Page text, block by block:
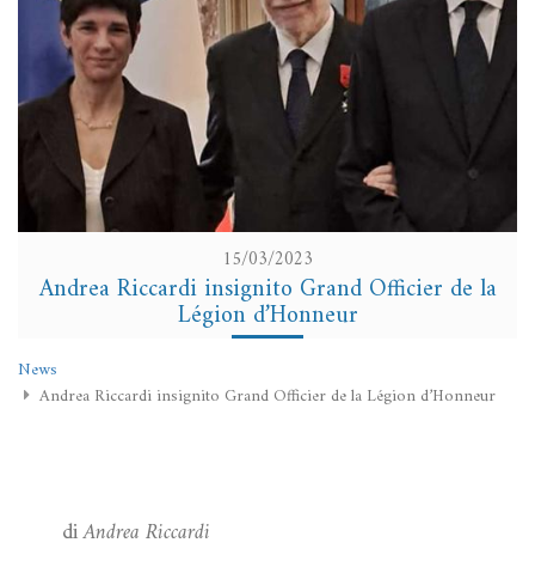
15/03/2023
Andrea Riccardi insignito Grand Officier de la
Légion d’Honneur
News
Andrea Riccardi insignito Grand Officier de la Légion d’Honneur
diAndrea Riccardi